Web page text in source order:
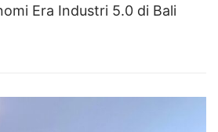
Era Industri 5.0 di Bali